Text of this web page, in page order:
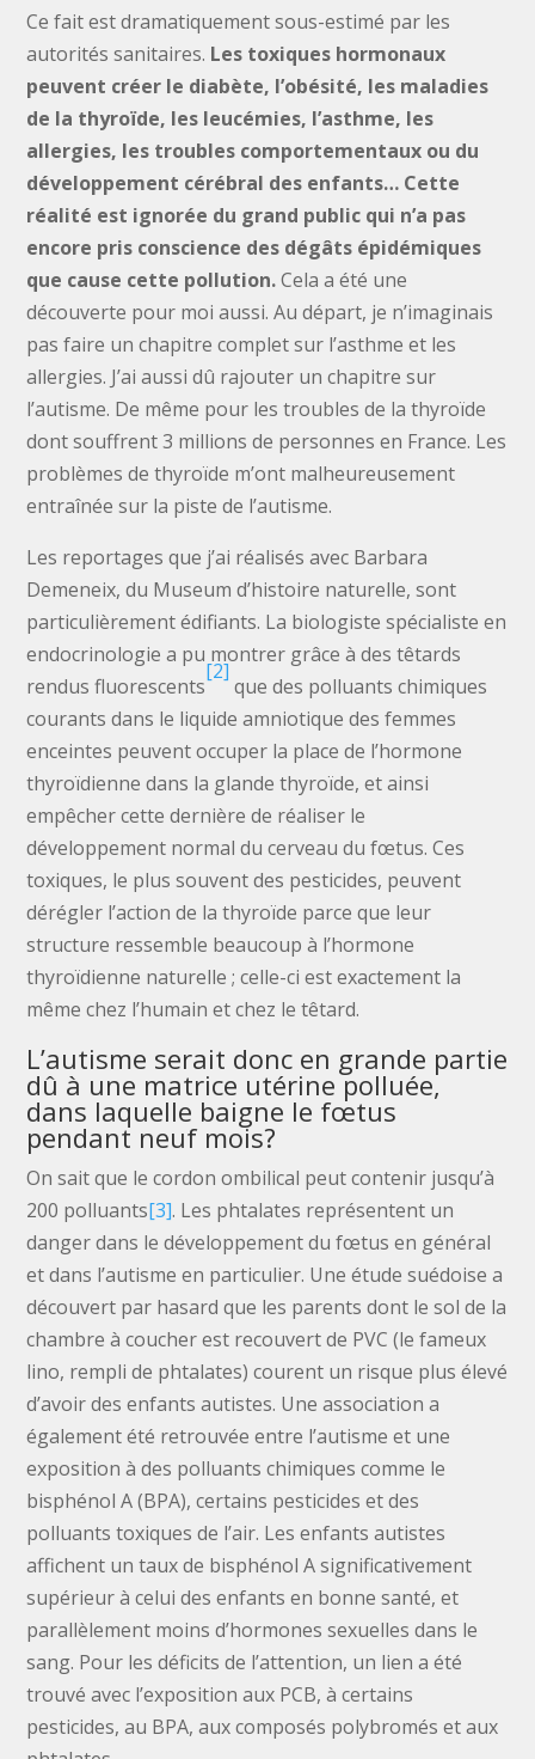
Ce fait est dramatiquement sous-estimé par les
autorités sanitaires. Les toxiques hormonaux
peuvent créer le diabète, l’obésité, les maladies
de la thyroïde, les leucémies, l’asthme, les
allergies, les troubles comportementaux ou du
développement cérébral des enfants… Cette
réalité est ignorée du grand public qui n’a pas
encore pris conscience des dégâts épidémiques
que cause cette pollution.Cela a été une
découverte pour moi aussi. Au départ, je n’imaginais
pas faire un chapitre complet sur l’asthme et les
allergies. J’ai aussi dû rajouter un chapitre sur
l’autisme. De même pour les troubles de la thyroïde
dont souffrent 3 millions de personnes en France. Les
problèmes de thyroïde m’ont malheureusement
entraînée sur la piste de l’autisme.
Les reportages que j’ai réalisés avec Barbara
Demeneix, du Museum d’histoire naturelle, sont
particulièrement édifiants. La biologiste spécialiste en
endocrinologie a pu montrer grâce à des têtards
rendus fluorescents
[2]
que des polluants chimiques
courants dans le liquide amniotique des femmes
enceintes peuvent occuper la place de l’hormone
thyroïdienne dans la glande thyroïde, et ainsi
empêcher cette dernière de réaliser le
développement normal du cerveau du fœtus. Ces
toxiques, le plus souvent des pesticides, peuvent
dérégler l’action de la thyroïde parce que leur
structure ressemble beaucoup à l’hormone
thyroïdienne naturelle ; celle-ci est exactement la
même chez l’humain et chez le têtard.
L’autisme serait donc en grande partie
dû à une matrice utérine polluée,
dans laquelle baigne le fœtus
pendant neuf mois?
On sait que le cordon ombilical peut contenir jusqu’à
200 polluants[3]. Les phtalates représentent un
danger dans le développement du fœtus en général
et dans l’autisme en particulier. Une étude suédoise a
découvert par hasard que les parents dont le sol de la
chambre à coucher est recouvert de PVC (le fameux
lino, rempli de phtalates) courent un risque plus élevé
d’avoir des enfants autistes. Une association a
également été retrouvée entre l’autisme et une
exposition à des polluants chimiques comme le
bisphénol A (BPA), certains pesticides et des
polluants toxiques de l’air. Les enfants autistes
affichent un taux de bisphénol A significativement
supérieur à celui des enfants en bonne santé, et
parallèlement moins d’hormones sexuelles dans le
sang. Pour les déficits de l’attention, un lien a été
trouvé avec l’exposition aux PCB, à certains
pesticides, au BPA, aux composés polybromés et aux